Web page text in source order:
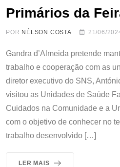
Primários da
POR NÉLSON COSTA 21/06/
Gandra d’Almeida pretende
trabalho e cooperação com as
diretor executivo do SNS,
visitou as Unidades de Saúde
Cuidados na Comunidade e a
com o objetivo de conhecer no
trabalho desenvolvido […]
LER MAIS